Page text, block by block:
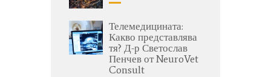
Телемедицината:
Какво представлява
тя? Д-р Светослав
Пенчев от NeuroVet
Consult